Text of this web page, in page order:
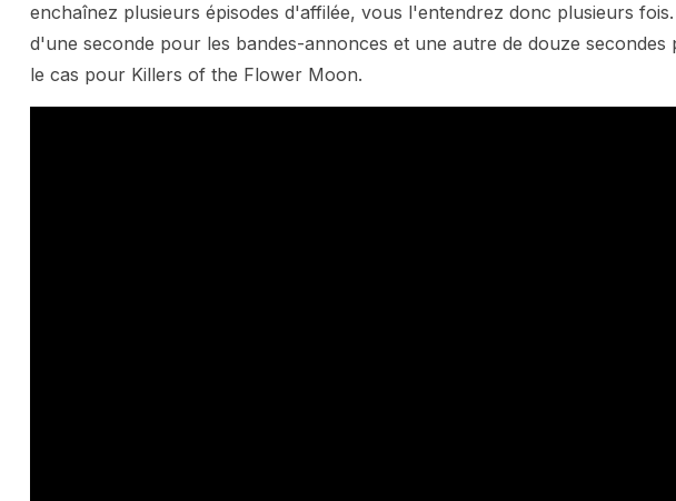
enchaînez plusieurs épisodes d'affilée, vous l'entendrez donc plusieurs
d'une seconde pour les bandes-annonces et une autre de douze
le cas pour Killers of the Flower Moon.